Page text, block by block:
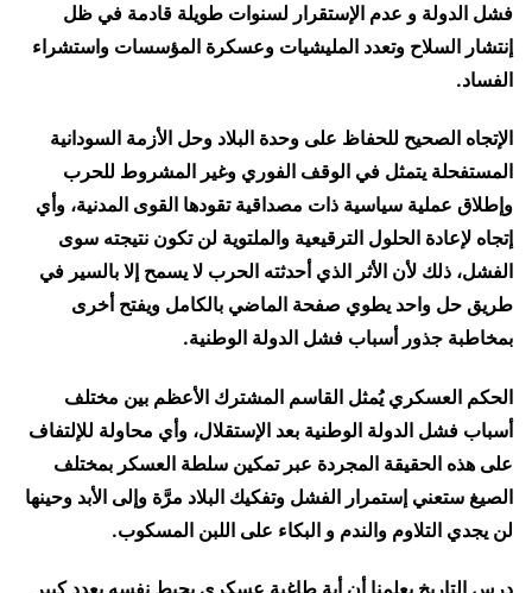
فشل الدولة و عدم الإستقرار لسنوات طويلة قادمة في ظل
إنتشار السلاح وتعدد المليشيات وعسكرة المؤسسات واستشراء
الفساد.
الإتجاه الصحيح للحفاظ على وحدة البلاد وحل الأزمة السودانية
المستفحلة يتمثل في الوقف الفوري وغير المشروط للحرب
وإطلاق عملية سياسية ذات مصداقية تقودها القوى المدنية، وأي
إتجاه لإعادة الحلول الترقيعية والملتوية لن تكون نتيجته سوى
الفشل، ذلك لأن الأثر الذي أحدثته الحرب لا يسمح إلا بالسير في
طريق حل واحد يطوي صفحة الماضي بالكامل ويفتح أخرى
بمخاطبة جذور أسباب فشل الدولة الوطنية.
الحكم العسكري يُمثل القاسم المشترك الأعظم بين مختلف
أسباب فشل الدولة الوطنية بعد الإستقلال، وأي محاولة للإلتفاف
على هذه الحقيقة المجردة عبر تمكين سلطة العسكر بمختلف
الصيغ ستعني إستمرار الفشل وتفكيك البلاد مرَّة وإلى الأبد وحينها
لن يجدي التلاوم والندم و البكاء على اللبن المسكوب.
درس التاريخ يعلمنا أن أية طاغية عسكري يحيط نفسه بعدد كبير